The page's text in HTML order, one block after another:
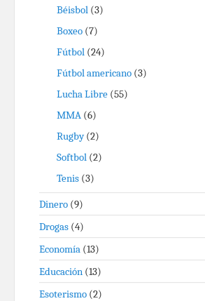
Béisbol (3)
Boxeo (7)
Fútbol (24)
Fútbol americano (3)
Lucha Libre (55)
MMA (6)
Rugby(2)
Softbol (2)
Tenis (3)
Dinero (9)
Drogas (4)
Economía (13)
Educación (13)
Esoterismo (2)